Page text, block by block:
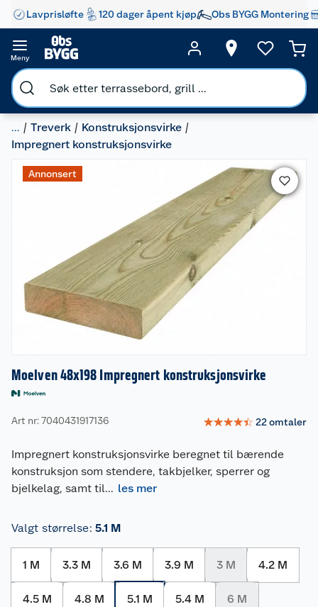
Lavprisløfte 120 dager åpent kjøp Obs BYGG Montering
Meny
... Treverk
Konstruksjonsvirke
Impregnert konstruksjonsvirke
Annonsert
Moelven 48x198 Impregnert konstruksjonsvirke
Art nr: 7040431917136 ☆☆☆☆☆ 22omtaler
Impregnert konstruksjonsvirke beregnet til bærende
konstruksjon som stendere, takbjelker, sperrer og
bjelkelag, samt til... les mer
Valgt størrelse: 5.1 M
1 M 3.3 M 3.6 M 3.9 M 3 M 4.2 M
4.5 M 4.8 M 5.1 M 5.4 M 6 M